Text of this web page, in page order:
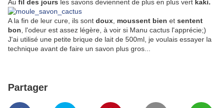
Au fil des jours les savons deviennent de plus en plus vert kaki.
A la fin de leur cure, ils sont doux moussent bien et sentent
bon , l'odeur est assez légère, à voir si Manu cactus l'apprécie;)
J'ai utilisé une petite brique de lait de 500ml, je voulais essayer la
technique avant de faire un savon plus gros...
Partager